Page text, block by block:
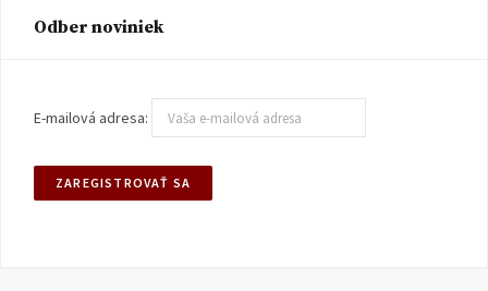
Odber noviniek
E-mailová adresa: